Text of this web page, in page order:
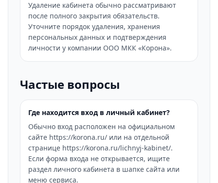
Удаление кабинета обычно рассматривают
после полного закрытия обязательств.
Уточните порядок удаления, хранения
персональных данных и подтверждения
личности у компании ООО МКК «Корона».
Частые вопросы
Где находится вход в личный кабинет?
Обычно вход расположен на официальном
сайте https://korona.ru/ или на отдельной
странице https://korona.ru/lichnyj-kabinet/.
Если форма входа не открывается, ищите
раздел личного кабинета в шапке сайта или
меню сервиса.